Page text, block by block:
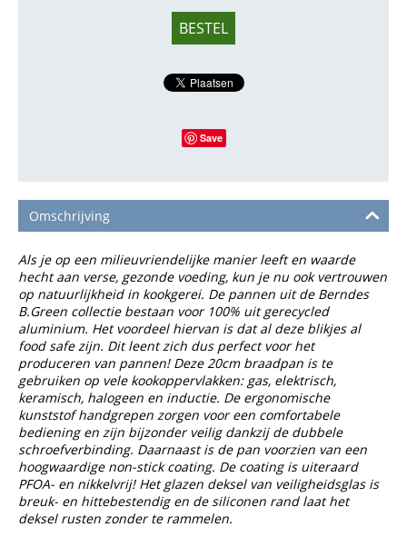
BESTEL
Save
Omschrijving
Als je op een milieuvriendelijke manier leeft en waarde
hecht aan verse, gezonde voeding, kun je nu ook vertrouwen
op natuurlijkheid in kookgerei. De pannen uit de Berndes
B.Green collectie bestaan voor 100% uit gerecycled
aluminium. Het voordeel hiervan is dat al deze blikjes al
food safe zijn. Dit leent zich dus perfect voor het
produceren van pannen! Deze 20cm braadpan is te
gebruiken op vele kookoppervlakken: gas, elektrisch,
keramisch, halogeen en inductie. De ergonomische
kunststof handgrepen zorgen voor een comfortabele
bediening en zijn bijzonder veilig dankzij de dubbele
schroefverbinding. Daarnaast is de pan voorzien van een
hoogwaardige non-stick coating. De coating is uiteraard
PFOA- en nikkelvrij! Het glazen deksel van veiligheidsglas is
breuk- en hittebestendig en de siliconen rand laat het
deksel rusten zonder te rammelen.